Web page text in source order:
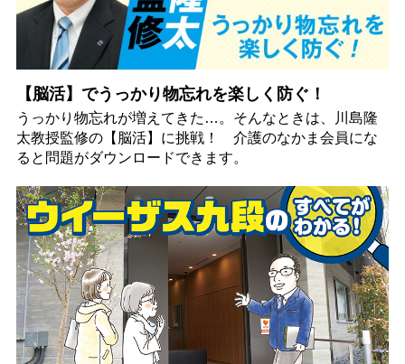
【脳活】でうっかり物忘れを楽しく防ぐ！
うっかり物忘れが増えてきた…。そんなときは、川島隆
太教授監修の【脳活】に挑戦！ 介護のなかま会員にな
ると問題がダウンロードできます。